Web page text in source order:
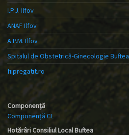
I.P.J. Ilfov
ANAF Ilfov
A.P.M. Ilfov
Spitalul de Obstetrică-Ginecologie Buftea
fiipregatit.ro
Componență
Componență CL
Hotărâri Consiliul Local Buftea